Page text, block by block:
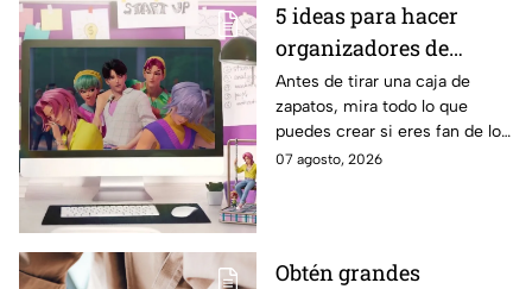
5 ideas para hacer
organizadores de
escritorio inspirados
en los Saja Boys con
cartón reciclado
Antes de tirar una caja de
zapatos, mira todo lo que
puedes crear si eres fan de los
chicos de KPop Demon
07 agosto, 2026
Obtén grandes